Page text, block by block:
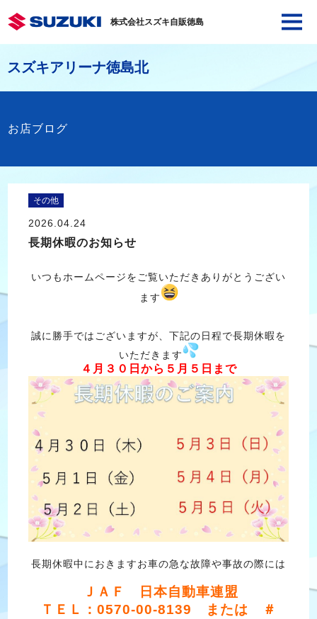
株式会社スズキ自販徳島
スズキアリーナ徳島北
お店ブログ
その他
2026.04.24
長期休暇のお知らせ
いつもホームページをご覧いただきありがとうござい
ます
誠に勝手ではございますが、下記の日程で長期休暇を
いただきます
４月３０日から５月５日まで
長期休暇中におきますお車の急な故障や事故の際には
ＪＡＦ 日本自動車連盟
ＴＥＬ：0570-00-8139 または ＃